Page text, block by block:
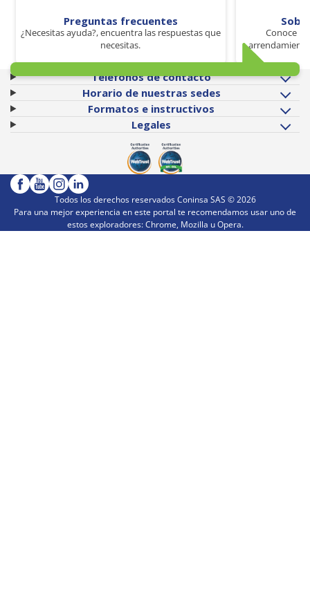
Preguntas frecuentes
¿Necesitas ayuda?, encuentra las respuestas que
necesitas.
Conoce
Teléfonos de contacto
Horario de nuestras sedes
Formatos e instructivos
Legales
Todos los derechos reservados Coninsa SAS ©2026
Para una mejor experiencia en este portal te recomendamos usar uno de
estos exploradores: Chrome, Mozilla u Opera.